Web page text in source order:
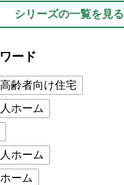
シリーズの一覧を見る
ード
齢者向け住宅
ホーム
ホーム
ーム